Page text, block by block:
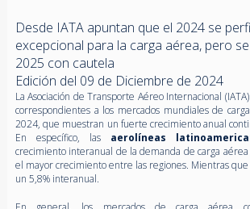
Desde IATA apuntan que el 2024 se
excepcional para la carga aérea, pero
2025 con cautela
Edición del 09 de Diciembre de 2024
La Asociación de Transporte Aéreo Internacional
correspondientes a los mercados mundiales de
2024, que muestran un fuerte crecimiento anual
En específico, las aerolíneas
crecimiento interanual de la demanda de carga
el mayor crecimiento entre las regiones. Mientras
un 5,8% interanual.